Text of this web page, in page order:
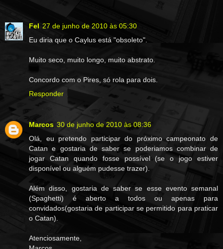
Fel 27 de junho de 2010 às 05:30
Eu diria que o Caylus está "obsoleto".
Muito seco, muito longo, muito abstrato.
Concordo com o Pires, só rola para dois.
Responder
Marcos 30 de junho de 2010 às 08:36
Olá, eu pretendo participar do próximo campeonato de
Catan e gostaria de saber se poderiamos combinar de
jogar Catan quando fosse possível (se o jogo estiver
disponível ou alguém pudesse trazer).
Além disso, gostaria de saber se esse evento semanal
(Spaghetti) é aberto a todos ou apenas para
convidados(gostaria de participar se permitido para praticar
o Catan).
Atenciosamente,